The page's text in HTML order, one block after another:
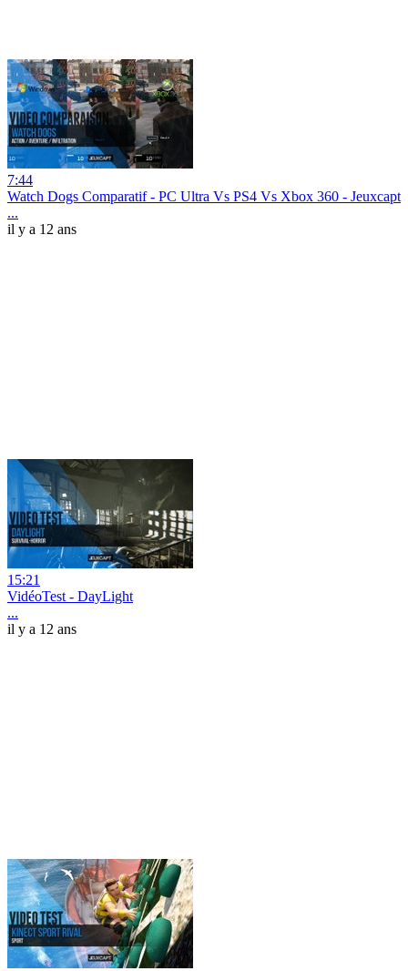
7:44
Watch Dogs Comparatif - PC Ultra Vs PS4 Vs Xbox 360 - Jeuxcapt
...
il y a 12 ans
15:21
VidéoTest - DayLight
...
il y a 12 ans